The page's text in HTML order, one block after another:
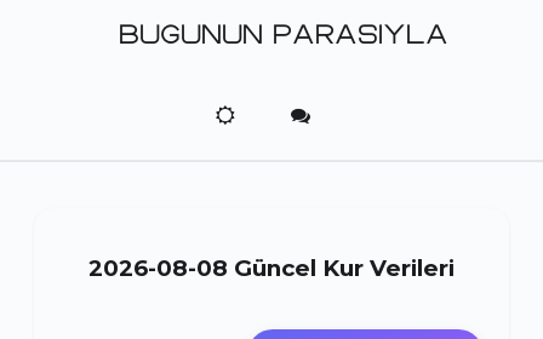
BUGUNUN PARASIYLA
2026-08-08 Güncel Kur Verileri